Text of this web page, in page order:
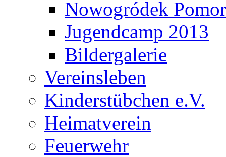
Nowogródek
Jugendcamp 2013
Bildergalerie
Vereinsleben
Kinderstübchen e.V.
Heimatverein
Feuerwehr